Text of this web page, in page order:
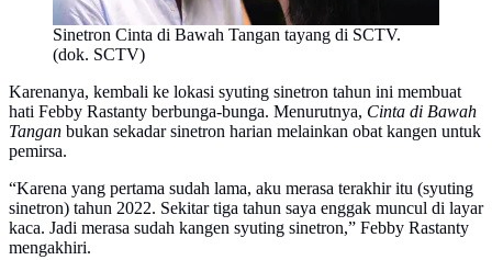
Sinetron Cinta di Bawah Tangan tayang di SCTV.
(dok. SCTV)
Karenanya, kembali ke lokasi syuting sinetron tahun ini membuat
hati Febby Rastanty berbunga-bunga. Menurutnya, Cinta di Bawah
Tangan bukan sekadar sinetron harian melainkan obat kangen untuk
pemirsa.
“Karena yang pertama sudah lama, aku merasa terakhir itu (syuting
sinetron) tahun 2022. Sekitar tiga tahun saya enggak muncul di layar
kaca. Jadi merasa sudah kangen syuting sinetron,” Febby Rastanty
mengakhiri.